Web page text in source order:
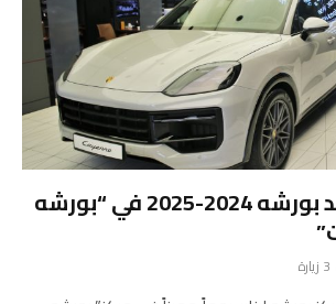
يوم مميز لجديد بورشه 2024-2025 في “بورشه
3 زيارة